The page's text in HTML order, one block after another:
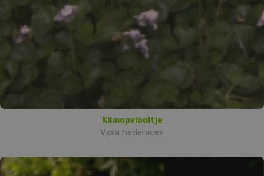
Klimopviooltje
Viola hederacea